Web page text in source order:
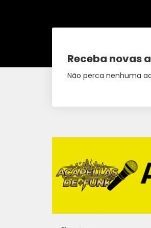
Receba novas
Não perca nenhuma